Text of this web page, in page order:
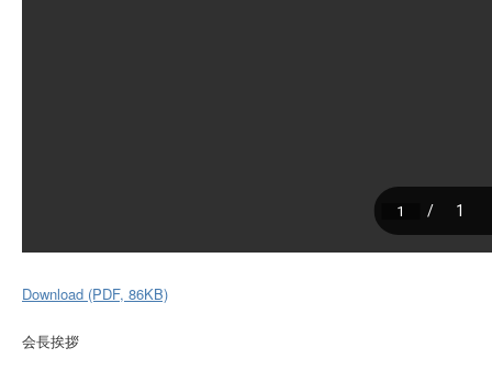
Download (PDF, 86KB)
会長挨拶